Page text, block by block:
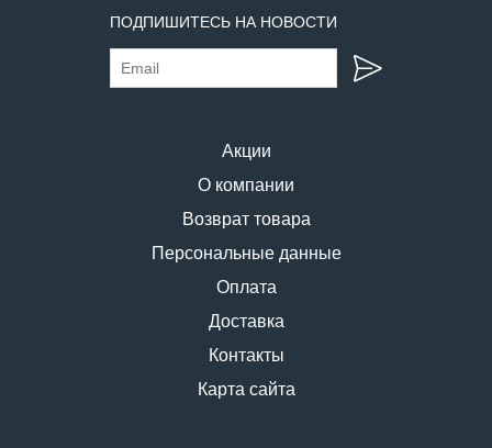
ПОДПИШИТЕСЬ НА НОВОСТИ
Акции
О компании
Возврат товара
Персональные данные
Оплата
Доставка
Контакты
Карта сайта